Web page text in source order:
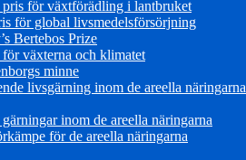
för växtförädling i lantbruket
för global livsmedelsförsörjning
Bertebos Prize
växterna och klimatet
minne
livsgärning inom de areella näringarna
inom de areella näringarna
för de areella näringarna